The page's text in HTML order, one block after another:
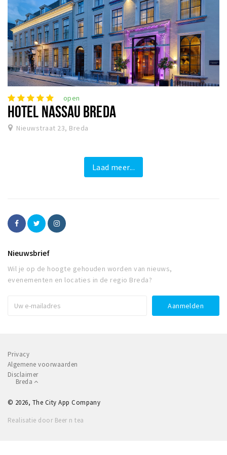
open
HOTEL NASSAU BREDA
Nieuwstraat 23, Breda
Laad meer...
Nieuwsbrief
Wil je op de hoogte gehouden worden van nieuws,
evenementen en locaties in de regio Breda?
Privacy
Algemene voorwaarden
Disclaimer
Breda
© 2026, The City App Company
Realisatie door Beer n tea